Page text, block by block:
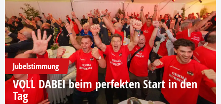
Jubelstimmung
VOLL DABEI beim perfekten Start in den
Tag